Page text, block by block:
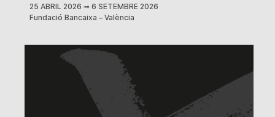
25 ABRIL 2026 ➟ 6 SETEMBRE 2026
Fundació Bancaixa – València